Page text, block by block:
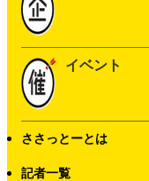
イベント
ささっとーとは
記者一覧